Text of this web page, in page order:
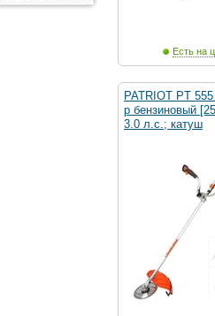
Есть на
PATRIOT PT
р бензиновый
3.0 л.с.; катуш